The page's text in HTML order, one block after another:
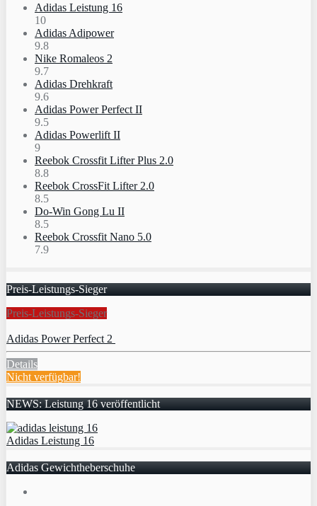
Adidas Leistung 16
10
Adidas Adipower
9.8
Nike Romaleos 2
9.7
Adidas Drehkraft
9.6
Adidas Power Perfect II
9.5
Adidas Powerlift II
9
Reebok Crossfit Lifter Plus 2.0
8.8
Reebok CrossFit Lifter 2.0
8.5
Do-Win Gong Lu II
8.5
Reebok Crossfit Nano 5.0
7.9
Preis-Leistungs-Sieger
Preis-Leistungs-Sieger
Adidas Power Perfect 2
Details
Nicht verfügbar!
NEWS: Leistung 16 veröffentlicht
Adidas Leistung 16
Adidas Gewichtheberschuhe